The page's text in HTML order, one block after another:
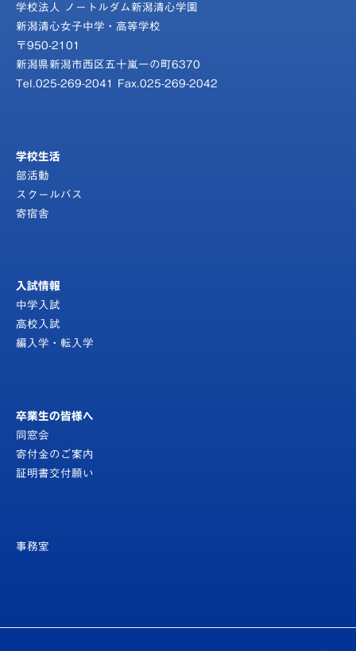
学校法人 ノートルダム新潟清心学園
新潟清心女子中学・高等学校
〒950-2101
新潟県新潟市西区五十嵐一の町6370
Tel.025-269-2041 Fax.025-269-2042
学校生活
部活動
スクールバス
寄宿舎
入試情報
中学入試
高校入試
編入学・転入学
卒業生の皆様へ
同窓会
寄付金のご案内
証明書交付願い
事務室